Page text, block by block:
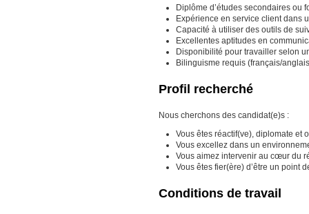
Diplôme d’études secondaires ou
Expérience en service client dans
Capacité à utiliser des outils de
Excellentes aptitudes en
Disponibilité pour travailler selon
Bilinguisme requis (français/
Profil recherché
Nous cherchons des candidat(e)s :
Vous êtes réactif(ve), diplomate et
Vous excellez dans un
Vous aimez intervenir au cœur du
Vous êtes fier(ère) d’être un point
Conditions de travail